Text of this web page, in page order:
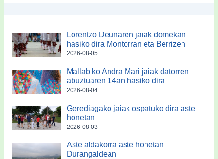
Lorentzo Deunaren jaiak domekan
hasiko dira Montorran eta Berrizen
2026-08-05
Mallabiko Andra Mari jaiak datorren
abuztuaren 14an hasiko dira
2026-08-04
Gerediagako jaiak ospatuko dira aste
honetan
2026-08-03
Aste aldakorra aste honetan
Durangaldean